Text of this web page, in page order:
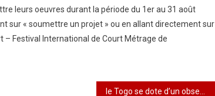
leurs oeuvres durant la période du 1er au 31 août
sur « soumettre un projet » ou en allant directement sur
Festival International de Court Métrage de